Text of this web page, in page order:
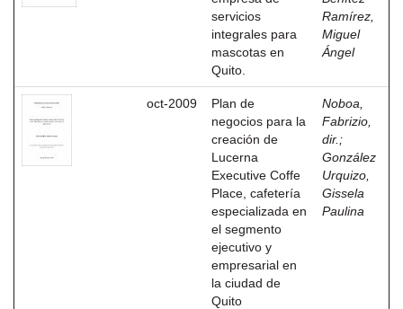
servicios
integrales para
mascotas en
Quito.
Ramírez,
Miguel
Ángel
oct-2009
Plan de
negocios para la
creación de
Lucerna
Executive Coffe
Place, cafetería
especializada en
el segmento
ejecutivo y
empresarial en
la ciudad de
Quito
Noboa,
Fabrizio,
dir. ;
González
Urquizo,
Gissela
Paulina